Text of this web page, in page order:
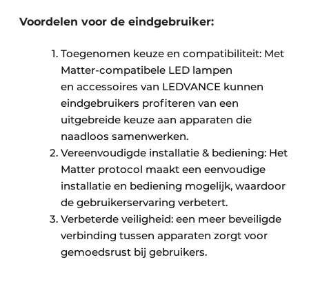
Voordelen voor de eindgebruiker:
Toegenomen keuze en compatibiliteit: Met
Matter-compatibele LED lampen
en accessoires van LEDVANCE kunnen
eindgebruikers profiteren van een
uitgebreide keuze aan apparaten die
naadloos samenwerken.
Vereenvoudigde installatie & bediening: Het
Matter protocol maakt een eenvoudige
installatie en bediening mogelijk, waardoor
de gebruikerservaring verbetert.
Verbeterde veiligheid: een meer beveiligde
verbinding tussen apparaten zorgt voor
gemoedsrust bij gebruikers.